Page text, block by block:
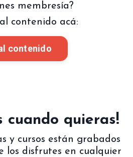
membresía?
contenido acá:
contenido
cuando quieras!
y cursos están grabados
los disfrutes en cualquier